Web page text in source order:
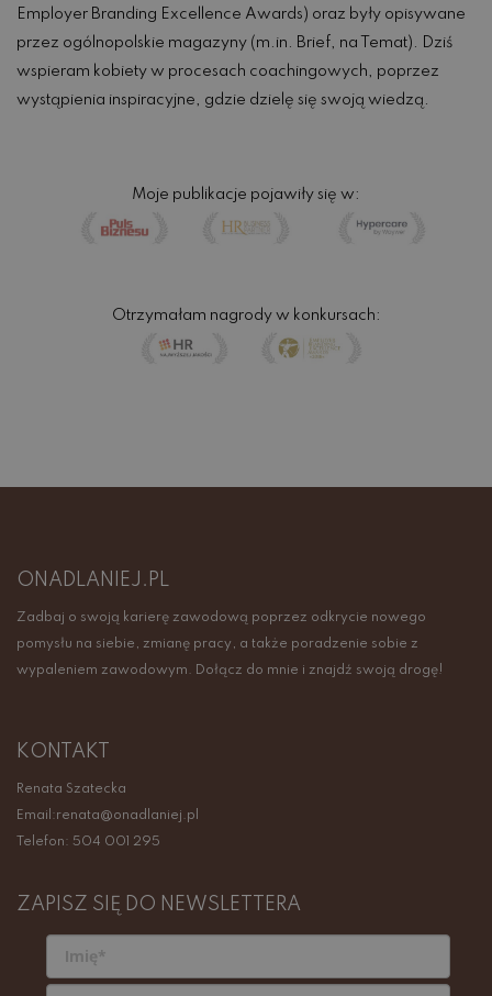
Employer Branding Excellence Awards) oraz były opisywane
przez ogólnopolskie magazyny (m.in. Brief, na Temat). Dziś
wspieram kobiety w procesach coachingowych, poprzez
wystąpienia inspiracyjne, gdzie dzielę się swoją wiedzą.
Moje publikacje pojawiły się w:
Otrzymałam nagrody w konkursach:
ONADLANIEJ.PL
Zadbaj o swoją karierę zawodową poprzez odkrycie nowego
pomysłu na siebie, zmianę pracy, a także poradzenie sobie z
wypaleniem zawodowym. Dołącz do mnie i znajdź swoją drogę!
KONTAKT
Renata Szatecka
Email:renata@onadlaniej.pl
Telefon: 504 001 295
ZAPISZ SIĘ DO NEWSLETTERA